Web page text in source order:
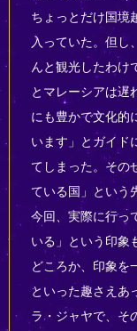
ちょっとだけ国境
入っていた。但し
んと観光したわけ
とマレーシアは遅
にも豊かで文化的
います」とガイド
てしまった。その
ている国」という
今回、実際に行っ
いる」という印象
どころか、印象を
といった趣さえあ
ラ・ジャヤで、そ